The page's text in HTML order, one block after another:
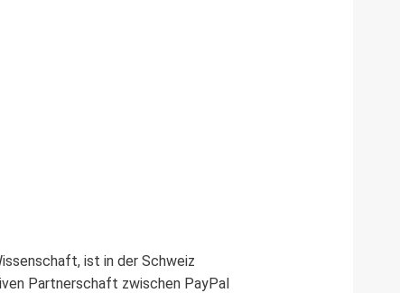
ist in der Schweiz
Partnerschaft zwischen PayPal